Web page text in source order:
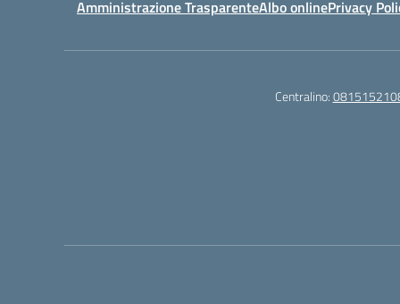
Amministrazione TrasparenteAlbo onlinePrivacy
Centralino: